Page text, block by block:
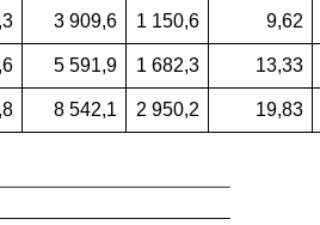
3 909,6 1 150,6 9,62
5 591,9 1 682,3 13,33
8 542,1 2 950,2 19,83